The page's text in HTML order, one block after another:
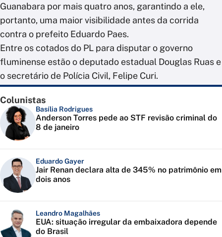
Guanabara por mais quatro anos, garantindo a ele,
portanto, uma maior visibilidade antes da corrida
contra o prefeito Eduardo Paes.
Entre os cotados do PL para disputar o governo
fluminense estão o deputado estadual Douglas Ruas e
o secretário de Polícia Civil, Felipe Curi.
Colunistas
Basília Rodrigues
Anderson Torres pede ao STF revisão criminal do
8 de janeiro
Eduardo Gayer
Jair Renan declara alta de 345% no patrimônio em
dois anos
Leandro Magalhães
EUA: situação irregular da embaixadora depende
do Brasil